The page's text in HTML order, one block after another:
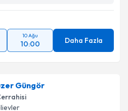
10 Ağu
10:00 Daha Fazla
Güngör